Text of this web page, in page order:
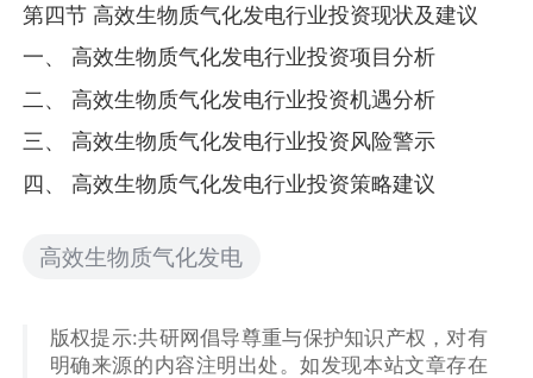
第四节 高效生物质气化发电行业投资现状及建议
一、 高效生物质气化发电行业投资项目分析
二、 高效生物质气化发电行业投资机遇分析
三、 高效生物质气化发电行业投资风险警示
四、 高效生物质气化发电行业投资策略建议
高效生物质气化发电
版权提示:共研网倡导尊重与保护知识产权，对有
明确来源的内容注明出处。如发现本站文章存在